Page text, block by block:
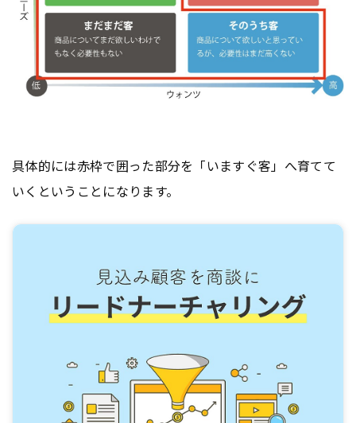
具体的には赤枠で囲った部分を「いますぐ客」へ育てて
いくということになります。